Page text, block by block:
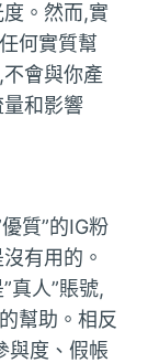
。然而,實
何實質幫
會與你產
和影響
質”的IG粉
有用的。
真人”賬號,
幫助。相反
與度、假帳